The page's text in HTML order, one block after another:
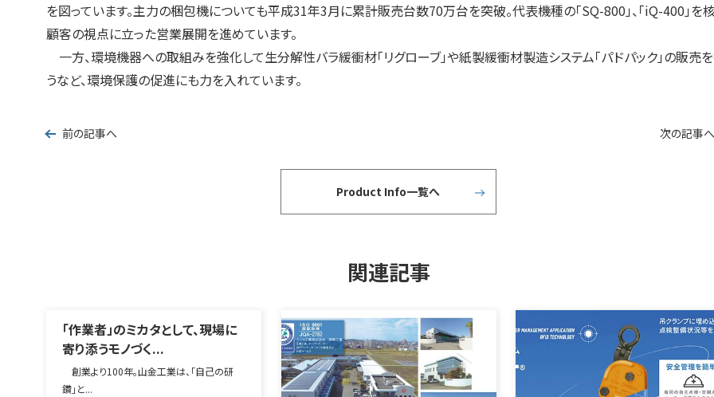
を図っています。主力の梱包機についても平成31年3月に累計販売台数70万台を突破。代表機種の「SQ-800」、「iQ-400」を
顧客の視点に立った営業展開を進めています。
一方、環境機器への取組みを強化して生分解性バラ緩衝材「リグローブ」や紙製緩衝材製造システム「パドパック」の販売
うなど、環境保護の促進にも力を入れています。
前の記事へ 次の記事へ
Product Info一覧へ
関連記事
「作業者」のミカタとして、現場に
寄り添うモノづく...
創業より100年。山金工業は、「自己の研
鑽」と...